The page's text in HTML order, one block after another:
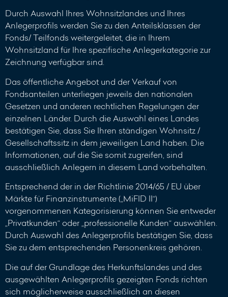
Durch Auswahl Ihres Wohnsitzlandes und Ihres
Anlegerprofils werden Sie zu den Anteilsklassen der
Fonds/ Teilfonds weitergeleitet, die in Ihrem
Wohnsitzland für Ihre spezifische Anlegerkategorie zur
Zeichnung verfügbar sind.
Das öffentliche Angebot und der Verkauf von
Fondsanteilen unterliegen jeweils den nationalen
Gesetzen und anderen rechtlichen Regelungen der
einzelnen Länder. Durch die Auswahl eines Landes
bestätigen Sie, dass Sie Ihren ständigen Wohnsitz /
Gesellschaftssitz in dem jeweiligen Land haben. Die
Informationen, auf die Sie somit zugreifen, sind
ausschließlich Anlegern in diesem Land vorbehalten.
Entsprechend der in der Richtlinie 2014/65 / EU über
Märkte für Finanzinstrumente („MiFID II“)
vorgenommenen Kategorisierung können Sie entweder
„Privatkunden“ oder „professionelle Kunden“ auswählen.
Durch Auswahl des Anlegerprofils bestätigen Sie, dass
Sie zu dem entsprechenden Personenkreis gehören.
Die auf der Grundlage des Herkunftslandes und des
ausgewählten Anlegerprofils gezeigten Fonds richten
sich möglicherweise ausschließlich an diesen